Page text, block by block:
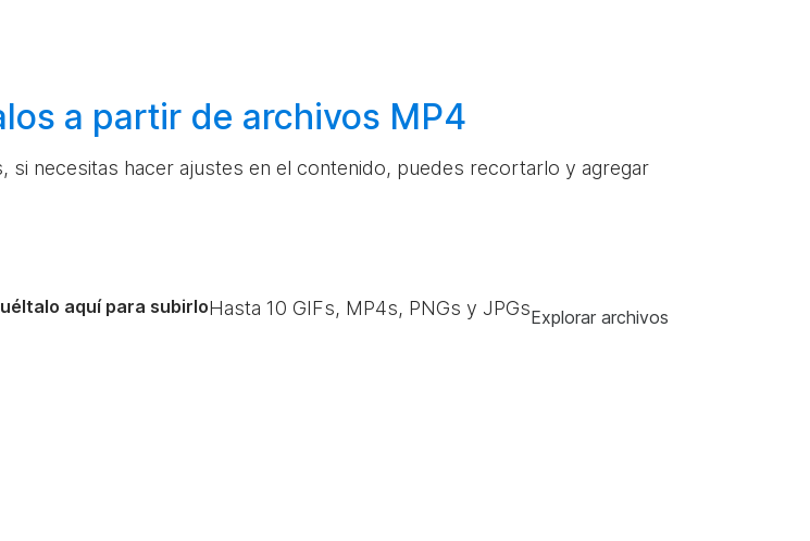
a partir de archivos MP4
si necesitas hacer ajustes en el contenido, puedes recortarlo y agregar
aquí para subirloHasta 10 GIFs, MP4s, PNGs y JPGsExplorar archivos